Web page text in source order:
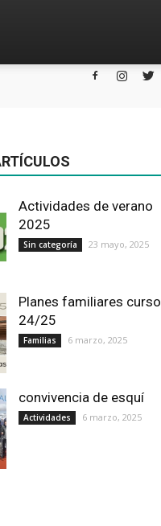
Actividades de verano
2025
Sin categoría 23 mayo, 2025
Planes familiares curso
24/25
Familias 6 marzo, 2025
convivencia de esquí
Actividades 6 marzo, 2025